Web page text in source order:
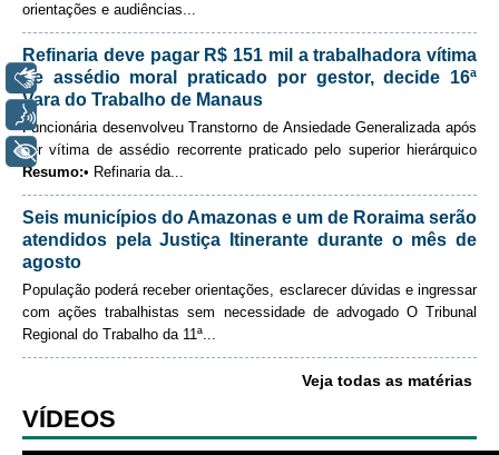
Governança
Governança de TI
Gestão Estratégica
Governança das Contratações Obras
Rede de Governança Colaborativa
Gestão de Riscos
Laboratório de Inovação
Sites Institucionais
Educação a distância
Enviar email
orientações e audiências...
Refinaria deve pagar R$ 151 mil a trabalhadora vítima
de assédio moral praticado por gestor, decide 16ª
Vara do Trabalho de Manaus
Funcionária desenvolveu Transtorno de Ansiedade Generalizada após
ser vítima de assédio recorrente praticado pelo superior hierárquico
Resumo:• Refinaria da...
Seis municípios do Amazonas e um de Roraima serão
atendidos pela Justiça Itinerante durante o mês de
agosto
População poderá receber orientações, esclarecer dúvidas e ingressar
com ações trabalhistas sem necessidade de advogadoO Tribunal
Regional do Trabalho da 11ª...
Veja todas as matérias
VÍDEOS
Libras
+ Acessibilidade